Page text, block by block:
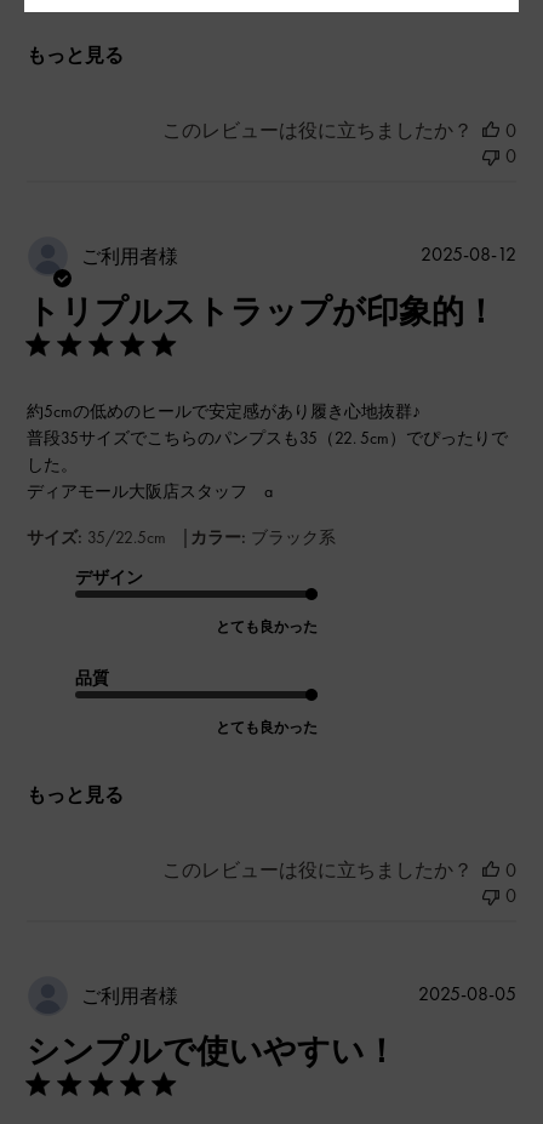
もっと見る
このレビューは役に立ちましたか？
0
0
ご利用者様
トリプルストラップが印象的！
約5cmの低めのヒールで安定感があり履き心地抜群♪
普段35サイズでこちらのパンプスも35（22. 5cm）でぴったりで
した。
ディアモール大阪店スタッフ a
サイズ: 35/22.5cm | カラー: ブラック系
デザイン
とても良かった
品質
とても良かった
もっと見る
公
2025-08-12
このレビューは役に立ちましたか？
0
0
ご利用者様
シンプルで使いやすい！
公
2025-08-05